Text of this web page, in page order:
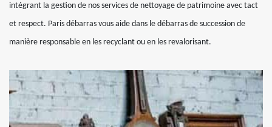
intégrant la gestion de nos services de nettoyage de patrimoine avec tact
et respect. Paris débarras vous aide dans le débarras de succession de
manière responsable en les recyclant ou en les revalorisant.